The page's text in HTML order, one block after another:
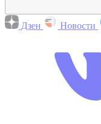
Дзен Новости